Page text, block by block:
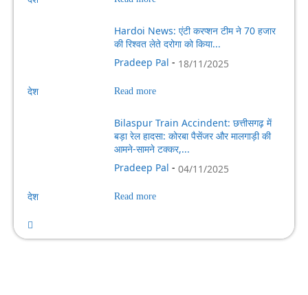
देश
Hardoi News: एंटी करप्शन टीम ने 70 हजार
की रिश्वत लेते दरोगा को किया...
Pradeep Pal - 18/11/2025
Read more
देश
Bilaspur Train Accindent: छत्तीसगढ़ में
बड़ा रेल हादसा: कोरबा पैसेंजर और मालगाड़ी की
आमने-सामने टक्कर,...
Pradeep Pal - 04/11/2025
Read more